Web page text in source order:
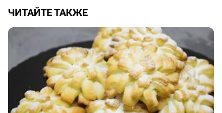
ЧИТАЙТЕ ТАКЖЕ